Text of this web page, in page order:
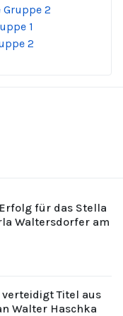
Gruppe 2
1
2
für das Stella
Waltersdorfer am
verteidigt Titel aus
Walter Haschka